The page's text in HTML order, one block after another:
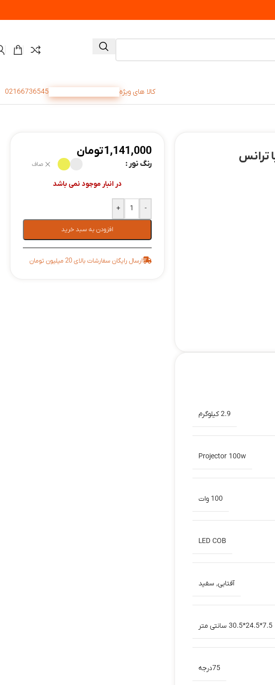
کالا های ویژه
02166736545
1,141,000تومان
رنگ نور صاف
در انبار موجود نمی باشد
-
+
افزودن به سبد خرید
ارسال رایگان سفارشات بالای 20 میلیون تومان
2.9 کیلوگرم
Projector 100w
100 وات
LED COB
آفتابی, سفید
7.5*24.5*30.5 سانتی متر
75درجه